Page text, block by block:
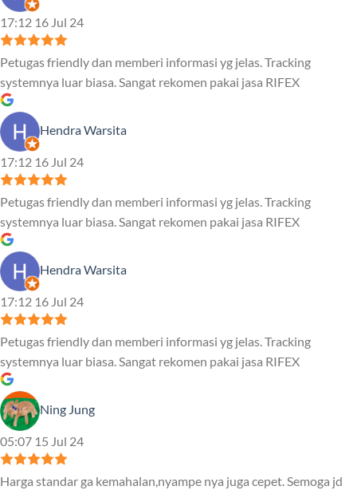
17:12 16 Jul 24
Petugas friendly dan memberi informasi yg jelas. Tracking
systemnya luar biasa. Sangat rekomen pakai jasa RIFEX
Hendra Warsita
17:12 16 Jul 24
Petugas friendly dan memberi informasi yg jelas. Tracking
systemnya luar biasa. Sangat rekomen pakai jasa RIFEX
Hendra Warsita
17:12 16 Jul 24
Petugas friendly dan memberi informasi yg jelas. Tracking
systemnya luar biasa. Sangat rekomen pakai jasa RIFEX
Ning Jung
05:07 15 Jul 24
Harga standar ga kemahalan,nyampe nya juga cepet. Semoga jd